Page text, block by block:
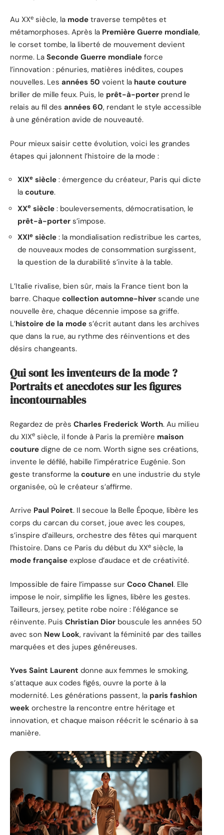
Au XXe siècle, la mode traverse tempêtes et
métamorphoses. Après la Première Guerre mondiale,
le corset tombe, la liberté de mouvement devient
norme. La Seconde Guerre mondiale force
l’innovation : pénuries, matières inédites, coupes
nouvelles. Les années 50 voient la haute couture
briller de mille feux. Puis, le prêt-à-porter prend le
relais au fil des années 60, rendant le style accessible
à une génération avide de nouveauté.
Pour mieux saisir cette évolution, voici les grandes
étapes qui jalonnent l’histoire de la mode :
XIXe siècle : émergence du créateur, Paris qui dicte
la couture.
XXe siècle : bouleversements, démocratisation, le
prêt-à-porter s’impose.
XXIe siècle : la mondialisation redistribue les cartes,
de nouveaux modes de consommation surgissent,
la question de la durabilité s’invite à la table.
L’Italie rivalise, bien sûr, mais la France tient bon la
barre. Chaque collection automne-hiver scande une
nouvelle ère, chaque décennie impose sa griffe.
L’histoire de la mode s’écrit autant dans les archives
que dans la rue, au rythme des réinventions et des
désirs changeants.
Qui sont les inventeurs de la mode ?
Portraits et anecdotes sur les figures
incontournables
Regardez de près Charles Frederick Worth. Au milieu
du XIXe siècle, il fonde à Paris la première maison
couture digne de ce nom. Worth signe ses créations,
invente le défilé, habille l’impératrice Eugénie. Son
geste transforme la couture en une industrie du style
organisée, où le créateur s’affirme.
Arrive Paul Poiret. Il secoue la Belle Époque, libère les
corps du carcan du corset, joue avec les coupes,
s’inspire d’ailleurs, orchestre des fêtes qui marquent
l’histoire. Dans ce Paris du début du XXe siècle, la
mode française explose d’audace et de créativité.
Impossible de faire l’impasse sur Coco Chanel. Elle
impose le noir, simplifie les lignes, libère les gestes.
Tailleurs, jersey, petite robe noire : l’élégance se
réinvente. Puis Christian Dior bouscule les années 50
avec son New Look, ravivant la féminité par des tailles
marquées et des jupes généreuses.
Yves Saint Laurent donne aux femmes le smoking,
s’attaque aux codes figés, ouvre la porte à la
modernité. Les générations passent, la paris fashion
week orchestre la rencontre entre héritage et
innovation, et chaque maison réécrit le scénario à sa
manière.